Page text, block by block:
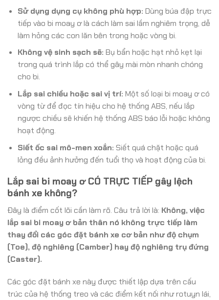
Sử dụng dụng cụ không phù hợp: Dùng búa đập trực
tiếp vào bi moay ơ là cách làm sai lầm nghiêm trọng, dễ
làm hỏng các con lăn bên trong hoặc vòng bi.
Không vệ sinh sạch sẽ: Bụ bẩn hoặc hạt nhỏ kẹt lại
trong quá trình lắp có thể gây mài mòn nhanh chóng
cho bi.
Lắp sai chiều hoặc sai vị trí: Một số loại bi moay ơ có
vòng từ để đọc tín hiệu cho hệ thống ABS, nếu lắp
ngược chiều sẽ khiến hệ thống ABS báo lỗi hoặc không
hoạt động.
Siết ốc sai mô-men xoắn: Siết quá chặt hoặc quá
lỏng đều ảnh hưởng đến tuổi thọ và hoạt động của bi.
Lắp sai bi moay ơ CÓ TRỰC TIẾP gây lệch
bánh xe không?
Đây là điểm cốt lõi cần làm rõ. Câu trả lời là: Không, việc
lắp sai bi moay ơ bản thân nó không trực tiếp làm
thay đổi các góc đặt bánh xe cơ bản như độ chụm
(Toe), độ nghiêng (Camber) hay độ nghiêng trụ đứng
(Caster).
Các góc đặt bánh xe này được thiết lập dựa trên cấu
trúc của hệ thống treo và các điểm kết nối như rotuyn lái,